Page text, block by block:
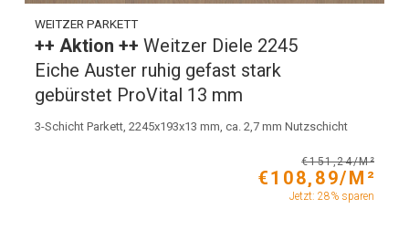
WEITZER PARKETT
++ Aktion ++Weitzer Diele 2245
Eiche Auster ruhig gefast stark
gebürstet ProVital 13 mm
3-Schicht Parkett, 2245x193x13 mm, ca. 2,7 mm Nutzschicht
€151,24/M²
€108,89/M²
Jetzt: 28% sparen